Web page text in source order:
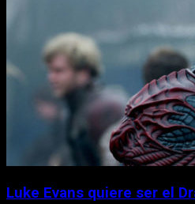
Luke Evans quiere ser el